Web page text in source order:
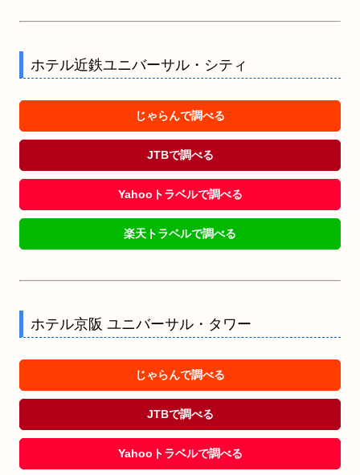
ホテル近鉄ユニバーサル・シティ
じゃらんで調べる
JTBで調べる
Yahooトラベルで調べる
楽天トラベルで調べる
ホテル京阪 ユニバーサル・タワー
じゃらんで調べる
JTBで調べる
Yahooトラベルで調べる